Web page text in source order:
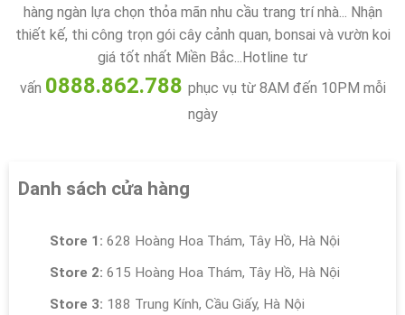
hàng ngàn lựa chọn thỏa mãn nhu cầu trang trí nhà... Nhận
thiết kế, thi công trọn gói cây cảnh quan, bonsai và vườn koi
giá tốt nhất Miền Bắc...Hotline tư
vấn 0888.862.788 phục vụ từ 8AM đến 10PM mỗi
ngày
Danh sách cửa hàng
Store 1: 628 Hoàng Hoa Thám, Tây Hồ, Hà Nội
Store 2: 615 Hoàng Hoa Thám, Tây Hồ, Hà Nội
Store 3: 188 Trung Kính, Cầu Giấy, Hà Nội